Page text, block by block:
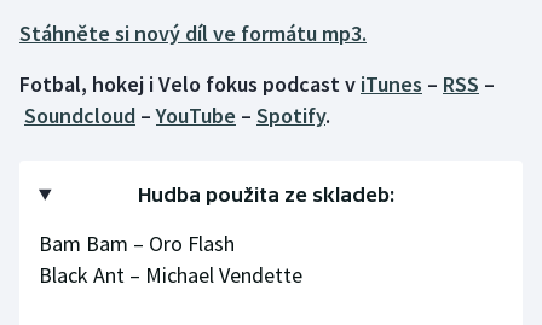
Judo
Krasobruslení
Moderní pětiboj
Stáhněte si nový díl ve formátu mp3.
Fotbal, hokej i Velo fokus podcast v iTunes – RSS –
Soundcloud –YouTube – Spotify.
Hudba použita ze skladeb:
Bam Bam – Oro Flash
Black Ant – Michael Vendette